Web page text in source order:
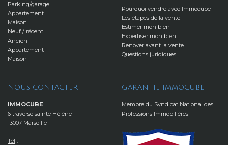
Parking/garage
Appartement
Maison
Neuf / récent
Ancien
Appartement
Maison
Pourquoi vendre avec Immocube
Les étapes de la vente
Estimer mon bien
Expertiser mon bien
Renover avant la vente
Questions juridiques
NOUS CONTACTER
IMMOCUBE
6 traverse sainte Hélène
13007 Marseille
Tél :
GARANTIE IMMOCUBE
Membre du Syndicat National des
Professions Immobilières